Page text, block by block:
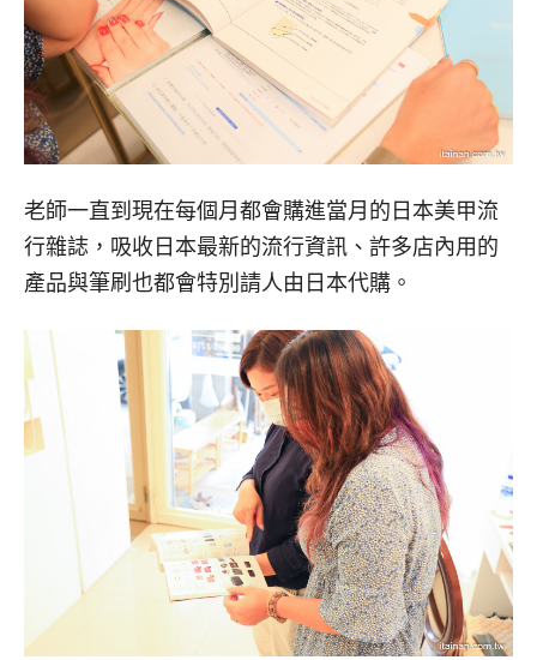
老師一直到現在每個月都會購進當月的日本美甲流
行雜誌，吸收日本最新的流行資訊、許多店內用的
產品與筆刷也都會特別請人由日本代購。